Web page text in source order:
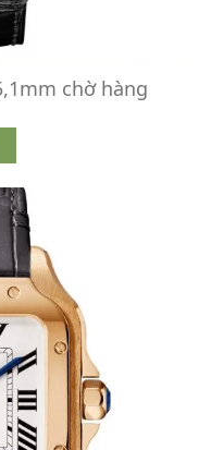
chờ hàng